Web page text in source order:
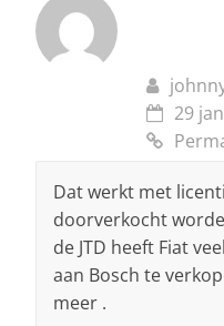
29
Dat werkt met
doorverkocht
de JTD heeft Fiat
aan Bosch te
meer .